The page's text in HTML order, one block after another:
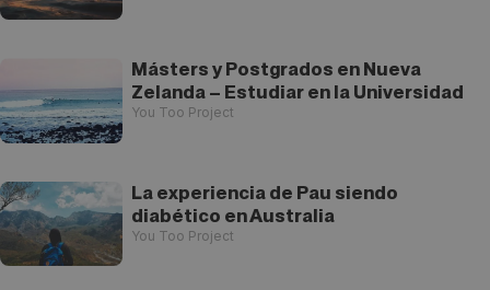
Másters y Postgrados en Nueva
Zelanda – Estudiar en la Universidad
You Too Project
La experiencia de Pau siendo
diabético en Australia
You Too Project